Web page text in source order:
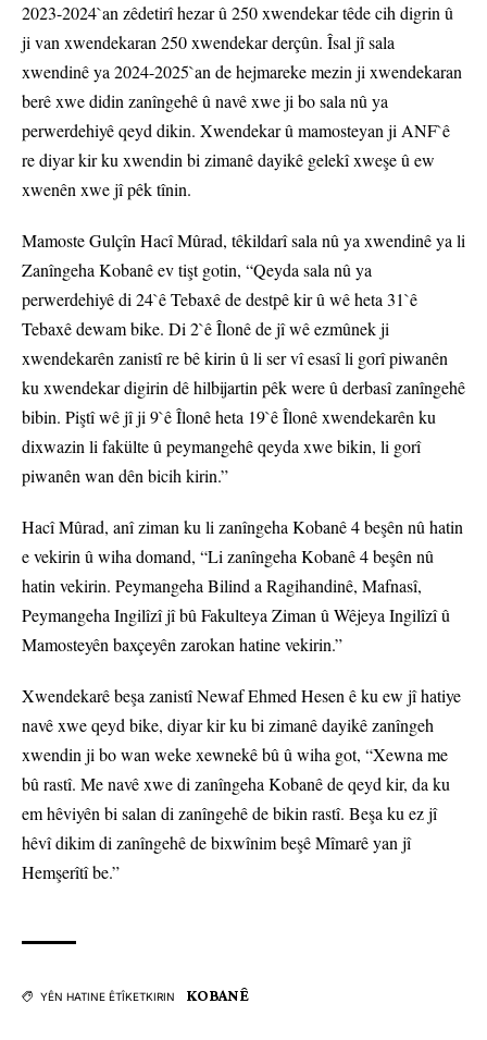
2023-2024`an zêdetirî hezar û 250 xwendekar têde cih digrin û
ji van xwendekaran 250 xwendekar derçûn. Îsal jî sala
xwendinê ya 2024-2025`an de hejmareke mezin ji xwendekaran
berê xwe didin zanîngehê û navê xwe ji bo sala nû ya
perwerdehiyê qeyd dikin. Xwendekar û mamosteyan ji ANF`ê
re diyar kir ku xwendin bi zimanê dayikê gelekî xweşe û ew
xwenên xwe jî pêk tînin.
Mamoste Gulçîn Hacî Mûrad, têkildarî sala nû ya xwendinê ya li
Zanîngeha Kobanê ev tişt gotin, “Qeyda sala nû ya
perwerdehiyê di 24`ê Tebaxê de destpê kir û wê heta 31`ê
Tebaxê dewam bike. Di 2`ê Îlonê de jî wê ezmûnek ji
xwendekarên zanistî re bê kirin û li ser vî esasî li gorî piwanên
ku xwendekar digirin dê hilbijartin pêk were û derbasî zanîngehê
bibin. Piştî wê jî ji 9`ê Îlonê heta 19`ê Îlonê xwendekarên ku
dixwazin li fakülte û peymangehê qeyda xwe bikin, li gorî
piwanên wan dên bicih kirin.”
Hacî Mûrad, anî ziman ku li zanîngeha Kobanê 4 beşên nû hatin
e vekirin û wiha domand, “Li zanîngeha Kobanê 4 beşên nû
hatin vekirin. Peymangeha Bilind a Ragihandinê, Mafnasî,
Peymangeha Ingilîzî jî bû Fakulteya Ziman û Wêjeya Ingilîzî û
Mamosteyên baxçeyên zarokan hatine vekirin.”
Xwendekarê beşa zanistî Newaf Ehmed Hesen ê ku ew jî hatiye
navê xwe qeyd bike, diyar kir ku bi zimanê dayikê zanîngeh
xwendin ji bo wan weke xewnekê bû û wiha got, “Xewna me
bû rastî. Me navê xwe di zanîngeha Kobanê de qeyd kir, da ku
em hêviyên bi salan di zanîngehê de bikin rastî. Beşa ku ez jî
hêvî dikim di zanîngehê de bixwînim beşê Mîmarê yan jî
Hemşerîtî be.”
YÊN HATINE ÊTÎKETKIRIN KOBANÊ